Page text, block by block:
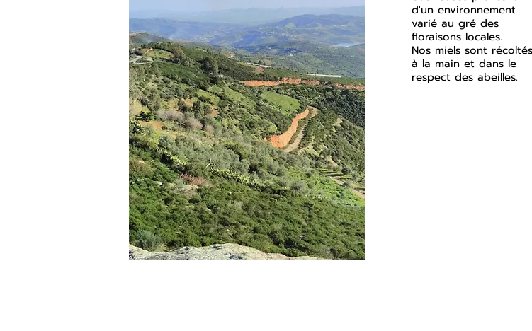
d'un environnement
varié au gré des
floraisons locales.
Nos miels sont récoltés
à la main et dans le
respect des abeilles.